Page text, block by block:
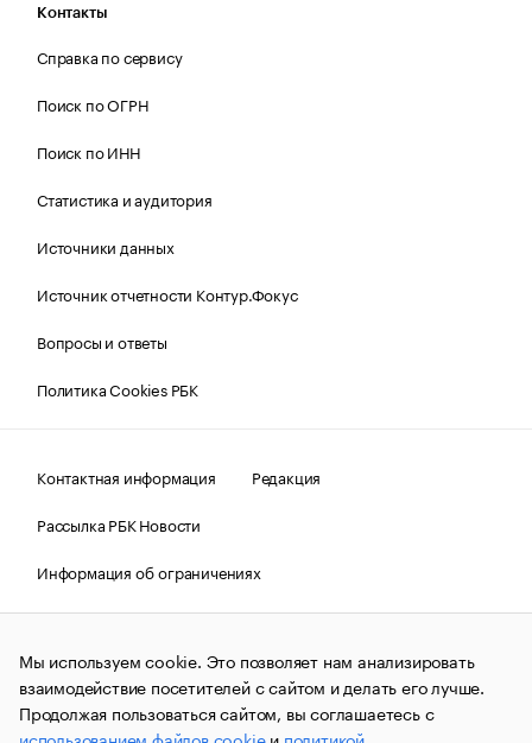
Контакты
Справка по сервису
Поиск по ОГРН
Поиск по ИНН
Статистика и аудитория
Источники данных
Источник отчетности Контур.Фокус
Вопросы и ответы
Политика Cookies РБК
Контактная информация
Редакция
Рассылка РБК Новости
Информация об ограничениях
Правовая информация
О соблюдении авторских прав
© АО «РОСБИЗНЕСКОНСАЛТИНГ»,1995–2026.Сообщения
и материалы информационного агентства «РБК»
(зарегистрировано Федеральной службой по надзору в сфере
связи, информационных технологий и массовых
Мы используем cookie. Это позволяет нам анализировать
взаимодействие посетителей с сайтом и делать его лучше.
Продолжая пользоваться сайтом, вы соглашаетесь с